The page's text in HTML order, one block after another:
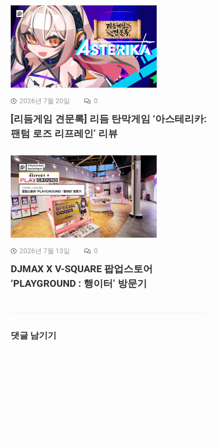
2026년 7월 20일 0
[리듬게임 견문록] 리듬 탄막게임 ‘아스테리카:
팬텀 로즈 리프레인’ 리뷰
2026년 7월 13일 0
DJMAX X V-SQUARE 팝업스토어
‘PLAYGROUND : 행이터’ 방문기
댓글 남기기